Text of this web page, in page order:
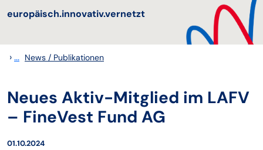
europäisch.innovativ.vernetzt
›... News / Publikationen
Neues Aktiv-Mitglied im LAFV
– FineVest Fund AG
01.10.2024